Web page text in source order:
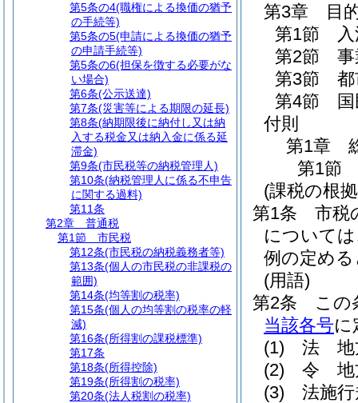
第3章
目
第1節
第2節
第3節
第4節
付則
第1章
第1節
(課税の根
第1条
市税
について
例の定め
(用語)
第2条
この
当該各号に
(1)
法 地
(2)
令 地
(3)
法施
第5条の4(職権による換価の猶予
の手続等)
第5条の5(申請による換価の猶予
の申請手続等)
第5条の6(担保を徴する必要がな
い場合)
第6条(公示送達)
第7条(災害等による期限の延長)
第8条(納期限後に納付し又は納
入する税金又は納入金に係る延
滞金)
第9条(市民税等の納税管理人)
第10条(納税管理人に係る不申告
に関する過料)
第11条
第2章
普通税
第1節
市民税
第12条(市民税の納税義務者等)
第13条(個人の市民税の非課税の
範囲)
第14条(均等割の税率)
第15条(個人の均等割の税率の軽
減)
第16条(所得割の課税標準)
第17条
第18条(所得控除)
第19条(所得割の税率)
第20条(法人税割の税率)